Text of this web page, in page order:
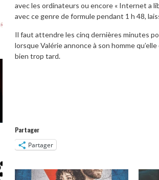
avec les ordinateurs ou encore « Internet a
avec ce genre de formule pendant 1 h 48,
Il faut attendre les cinq dernières minutes
lorsque Valérie annonce à son homme
bien trop tard.
Partager
Partager